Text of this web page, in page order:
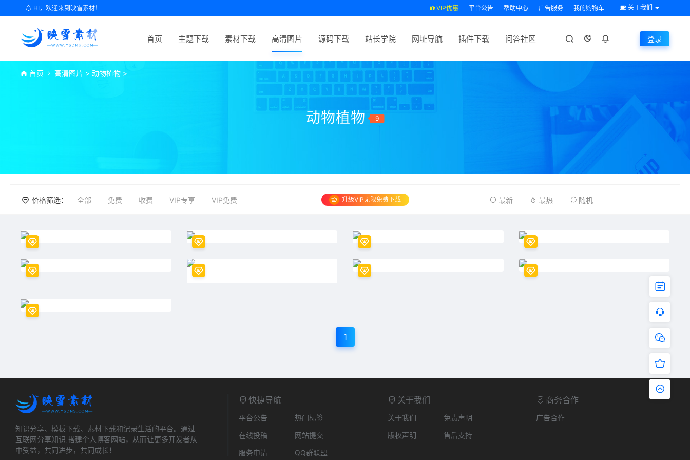
HI，欢迎来到映雪素材！ VIP优惠 平台公告 帮助中心 广告服务 我的购物车 关于我们
首页 主题下载 素材下载 高清图片 源码下载 站长学院 网址导航 插件下载 问答社区 登录
首页 高清图片 > 动物植物 >
动物植物 9
价格筛选： 全部 免费 收费 VIP专享 VIP免费 升级VIP无限免费下载 最新 最热 随机
1
知识分享、模板下载、素材下载和记录生活的平台。通过
互联网分享知识,搭建个人博客网站，从而让更多开发者从
中受益，共同进步，共同成长！
快捷导航
平台公告
热门标签
在线投稿
网站提交
服务申请
QQ群联盟
关于我们
关于我们
免责声明
版权声明
售后支持
商务合作
广告合作